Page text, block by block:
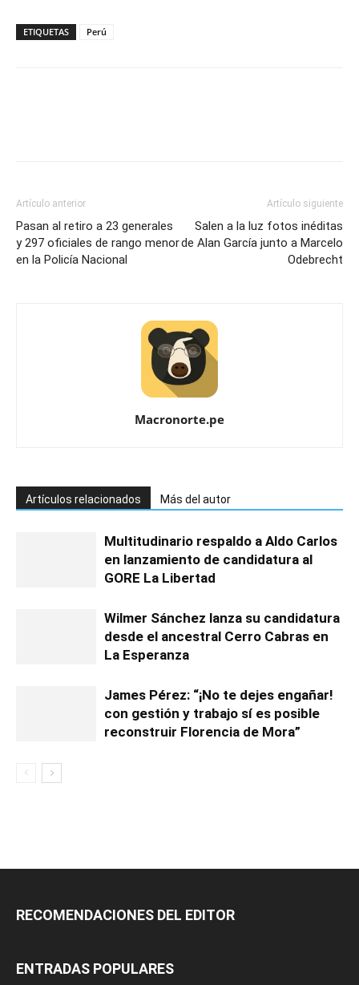
ETIQUETAS Perú
Artículo anterior
Pasan al retiro a 23 generales
y 297 oficiales de rango menor
en la Policía Nacional
Artículo siguiente
Salen a la luz fotos inéditas
de Alan García junto a Marcelo
Odebrecht
Macronorte.pe
Artículos relacionados Más del autor
Multitudinario respaldo a Aldo Carlos
en lanzamiento de candidatura al
GORE La Libertad
Wilmer Sánchez lanza su candidatura
desde el ancestral Cerro Cabras en
La Esperanza
James Pérez: “¡No te dejes engañar!
con gestión y trabajo sí es posible
reconstruir Florencia de Mora”
RECOMENDACIONES DEL EDITOR
ENTRADAS POPULARES